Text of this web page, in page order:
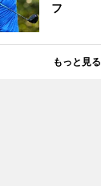
フ
もっと見る